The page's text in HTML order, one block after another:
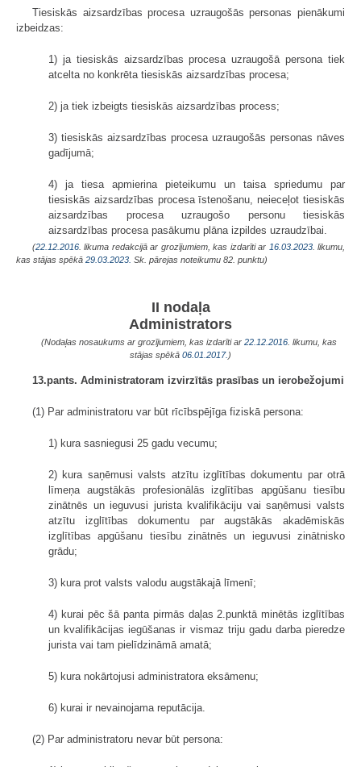
Tiesiskās aizsardzības procesa uzraugošās personas pienākumi
izbeidzas:
1) ja tiesiskās aizsardzības procesa uzraugošā persona tiek
atcelta no konkrēta tiesiskās aizsardzības procesa;
2) ja tiek izbeigts tiesiskās aizsardzības process;
3) tiesiskās aizsardzības procesa uzraugošās personas nāves
gadījumā;
4) ja tiesa apmierina pieteikumu un taisa spriedumu par
tiesiskās aizsardzības procesa īstenošanu, neieceļot tiesiskās
aizsardzības procesa uzraugošo personu tiesiskās
aizsardzības procesa pasākumu plāna izpildes uzraudzībai.
(22.12.2016 . likuma redakcijā ar grozījumiem, kas izdarīti ar 16.03.2023. likumu,
kas stājas spēkā 29.03.2023. Sk. pārejas noteikumu 82. punktu)
II nodaļa
Administrators
(Nodaļas nosaukums ar grozījumiem, kas izdarīti ar 22.12.2016. likumu, kas
stājas spēkā 06.01.2017. )
13.pants. Administratoram izvirzītās prasības un ierobežojumi
(1) Par administratoru var būt rīcībspējīga fiziskā persona:
1) kura sasniegusi 25 gadu vecumu;
2) kura saņēmusi valsts atzītu izglītības dokumentu par otrā
līmeņa augstākās profesionālās izglītības apgūšanu tiesību
zinātnēs un ieguvusi jurista kvalifikāciju vai saņēmusi valsts
atzītu izglītības dokumentu par augstākās akadēmiskās
izglītības apgūšanu tiesību zinātnēs un ieguvusi zinātnisko
grādu;
3) kura prot valsts valodu augstākajā līmenī;
4) kurai pēc šā panta pirmās daļas 2.punktā minētās izglītības
un kvalifikācijas iegūšanas ir vismaz triju gadu darba pieredze
jurista vai tam pielīdzināmā amatā;
5) kura nokārtojusi administratora eksāmenu;
6) kurai ir nevainojama reputācija.
(2) Par administratoru nevar būt persona: